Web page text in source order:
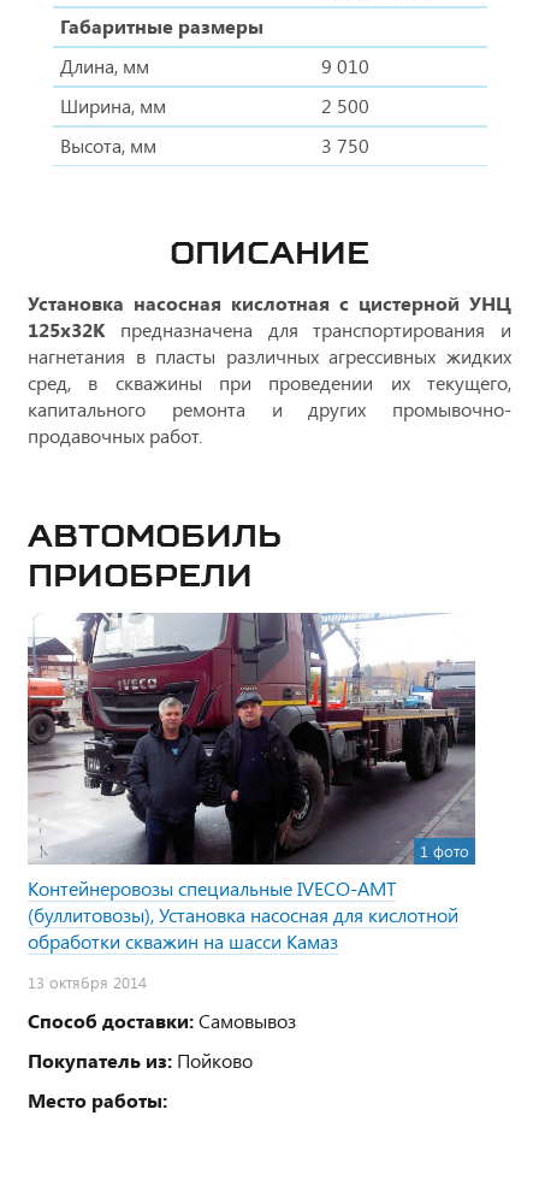
Габаритные размеры
Длина, мм
9 010
Ширина, мм
2 500
Высота, мм
3 750
ОПИСАНИЕ
Установка насосная кислотная с цистерной УНЦ
125х32К предназначена для транспортирования и
нагнетания в пласты различных агрессивных жидких
сред, в скважины при проведении их текущего,
капитального ремонта и других промывочно-
продавочных работ.
Автомобиль
приобрели
1 фото
Контейнеровозы специальные IVECO-AMT
(буллитовозы), Установка насосная для кислотной
обработки скважин на шасси Камаз
13 октября 2014
Способ доставки:Самовывоз
Покупатель из: Пойково
Место работы: